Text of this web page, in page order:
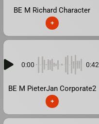
BE M Richard Character
+
0:00 0:42
BE M PieterJan Corporate2
+